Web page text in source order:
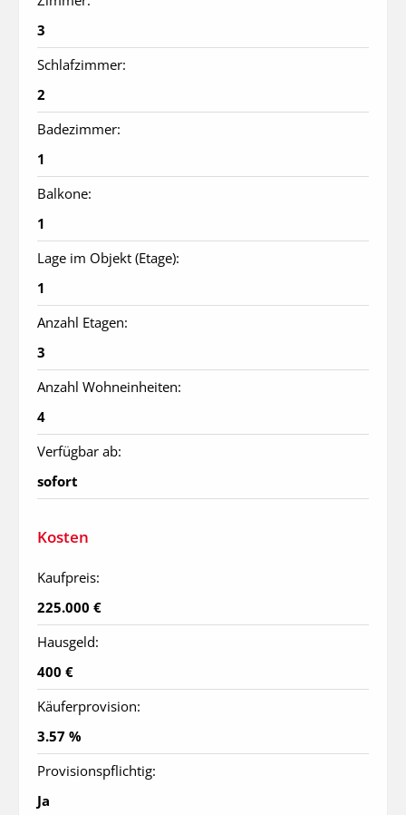
3
Schlafzimmer:
2
Badezimmer:
1
Balkone:
1
Lage im Objekt (Etage):
1
Anzahl Etagen:
3
Anzahl Wohneinheiten:
4
Verfügbar ab:
sofort
Kosten
Kaufpreis:
225.000 €
Hausgeld:
400 €
Käuferprovision:
3.57 %
Provisionspflichtig:
Ja